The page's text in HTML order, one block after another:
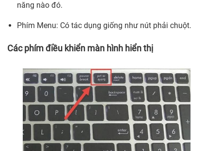
năng nào đó.
Phím Menu: Có tác dụng giống như nút phải chuột.
Các phím điều khiển màn hình hiển thị